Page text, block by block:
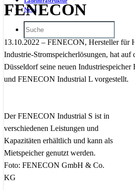
News
FENECON
13.10.2022 – FENECON, Hersteller für
Industrie-Stromspeicherlösungen, hat auf
Düsseldorf seine neuen
und FENECON Industrial L vorgestellt.
Der FENECON Industrial S ist in
verschiedenen Leistungen und
Kapazitäten erhältlich und kann als
Mietspeicher genutzt werden.
Foto: FENECON GmbH & Co.
KG